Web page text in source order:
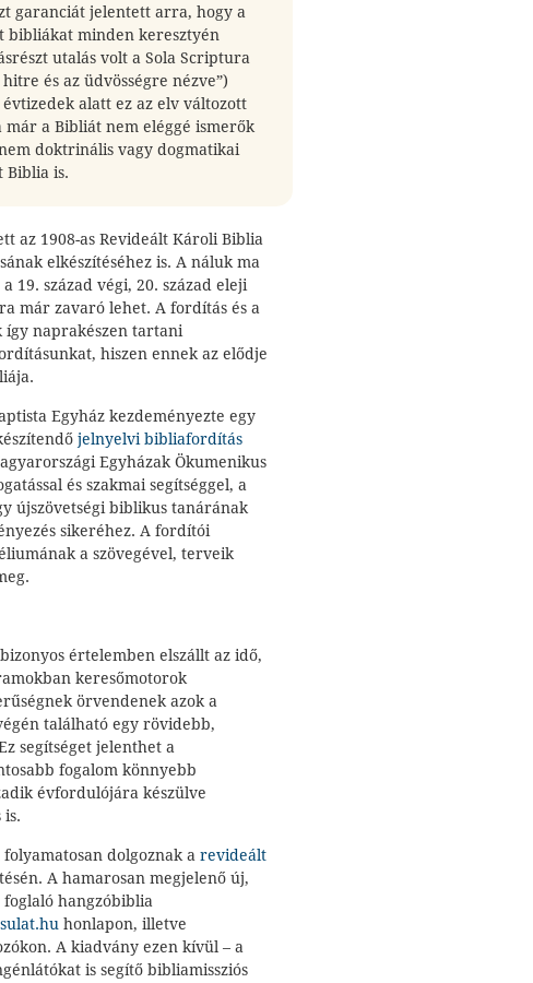
garanciát jelentett arra, hogy a
bibliákat minden keresztyén
utalás volt a Sola Scrip­tu­ra
és az üdvösségre nézve”)
alatt ez az elv változott
a Bibliát nem eléggé ismerők
doktrinális vagy dogmatikai
Biblia is.
az 1908-as Revideált Károli Biblia
elkészítéséhez is. A náluk ma
19. század végi, 20. század eleji
már zavaró lehet. A fordítás és a
így naprakészen tartani
hiszen ennek az elődje
Egyház kezdeményezte egy
jelnyelvi bibliafordítás
Egyházak Ökumenikus
és szakmai segítséggel, a
újszövetségi biblikus tanárának
sikeréhez. A fordítói
a szövegével, terveik
értelemben elszállt az idő,
keresőmotorok
örvendenek azok a
található egy rövidebb,
segítséget jelenthet a
fogalom könnyebb
évfordulójára készülve
is.
dolgoznak a revideált
A hamarosan megjelenő új,
foglaló hangzóbiblia
honlapon, illetve
A kiadvány ezen kívül – a
is segítő bibliamissziós